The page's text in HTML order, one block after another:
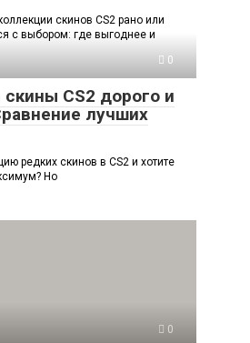
скинов CS2 рано или
с выбором: где выгоднее и
0
CS2 дорого и
лучших
редких скинов в CS2 и хотите
Но
0